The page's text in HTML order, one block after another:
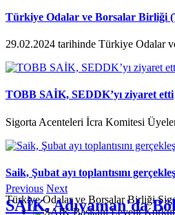
Türkiye Odalar ve Borsalar Birliği
29.02.2024 tarihinde Türkiye Odalar
TOBB SAİK, SEDDK’yı ziyaret etti
Sigorta Acenteleri İcra Komitesi
Saik, Şubat ayı toplantısını
Türkiye Odalar ve Borsalar Birliği
Previous Next
SAİK, Adıyaman'da